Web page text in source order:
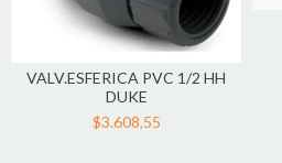
VALV.ESFERICA PVC 1/2 HH
DUKE
$3.608,55